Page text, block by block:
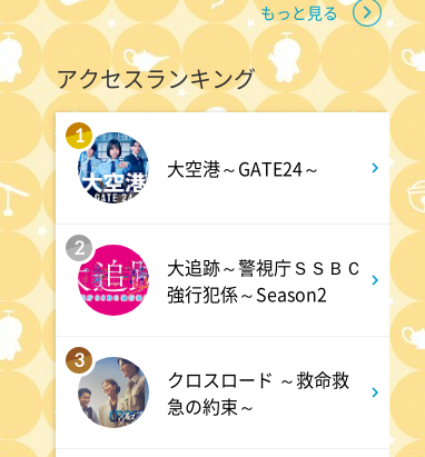
深夜 2:00
M:ZINE
深夜 2:20
深夜 2:22
深夜
もっと見る
アクセスランキング
1
大空港～GATE24～
2
大追跡～警視庁ＳＳＢＣ
強行犯係～Season2
3
クロスロード ～救命救
急の約束～